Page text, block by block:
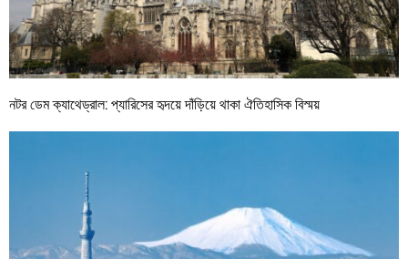
নটর ডেম ক্যাথেড্রাল: প্যারিসের হৃদয়ে দাঁড়িয়ে থাকা ঐতিহাসিক বিস্ময়